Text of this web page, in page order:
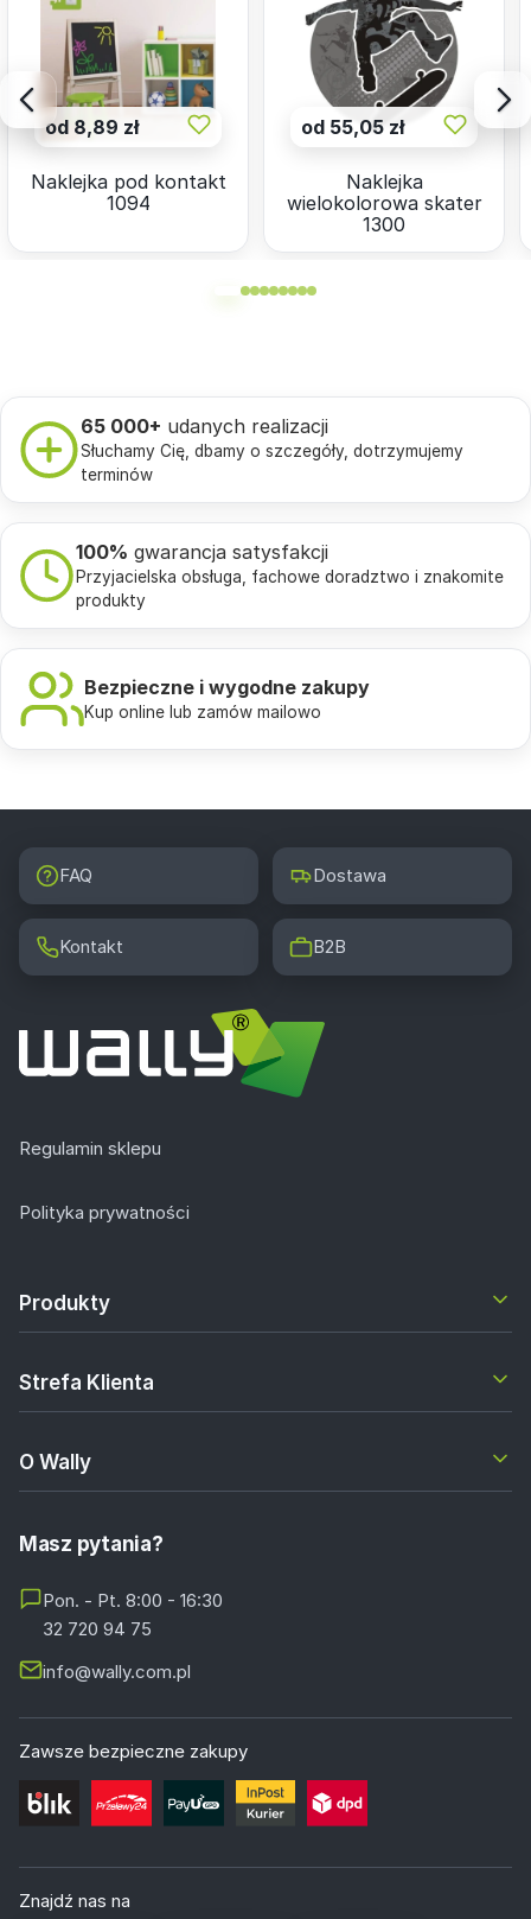
od 8,89 zł
Naklejka pod kontakt
1094
od 55,05 zł
Naklejka
wielokolorowa skater
1300
65 000+ udanych realizacji
Słuchamy Cię, dbamy o szczegóły, dotrzymujemy
terminów
100% gwarancja satysfakcji
Przyjacielska obsługa, fachowe doradztwo i znakomite
produkty
Bezpieczne i wygodne zakupy
Kup online lub zamów mailowo
FAQ Dostawa
Kontakt B2B
Regulamin sklepu
Polityka prywatności
Produkty
Strefa Klienta
O Wally
Masz pytania?
Pon. - Pt. 8:00 - 16:30
32 720 94 75
info@wally.com.pl
Zawsze bezpieczne zakupy
Znajdź nas na